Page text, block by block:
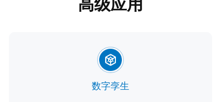
数字孪生